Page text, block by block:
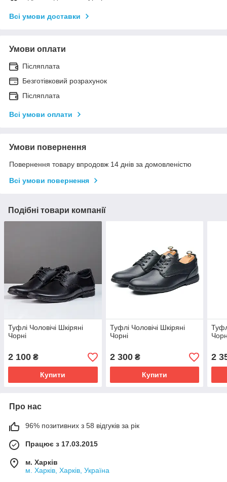
Всі умови доставки
Умови оплати
Післяплата
Безготівковий розрахунок
Післяплата
Всі умови оплати
Умови повернення
Повернення товару впродовж 14 днів за домовленістю
Всі умови повернення
Подібні товари компанії
Туфлі Чоловічі Шкіряні
Чорні
2 100 ₴
Купити
Туфлі Чоловічі Шкіряні
Чорні
2 300₴
Купити
2
Про нас
96% позитивних з 58 відгуків за рік
Працює з 17.03.2015
м. Харків
м. Харків, Харків, Україна